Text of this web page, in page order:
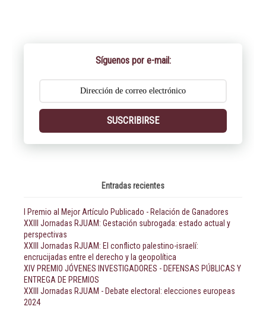
Síguenos por e-mail:
SUSCRIBIRSE
Entradas recientes
I Premio al Mejor Artículo Publicado - Relación de Ganadores
XXIII Jornadas RJUAM: Gestación subrogada: estado actual y
perspectivas
XXIII Jornadas RJUAM: El conflicto palestino-israelí:
encrucijadas entre el derecho y la geopolítica
XIV PREMIO JÓVENES INVESTIGADORES - DEFENSAS PÚBLICAS Y
ENTREGA DE PREMIOS
XXIII Jornadas RJUAM - Debate electoral: elecciones europeas
2024